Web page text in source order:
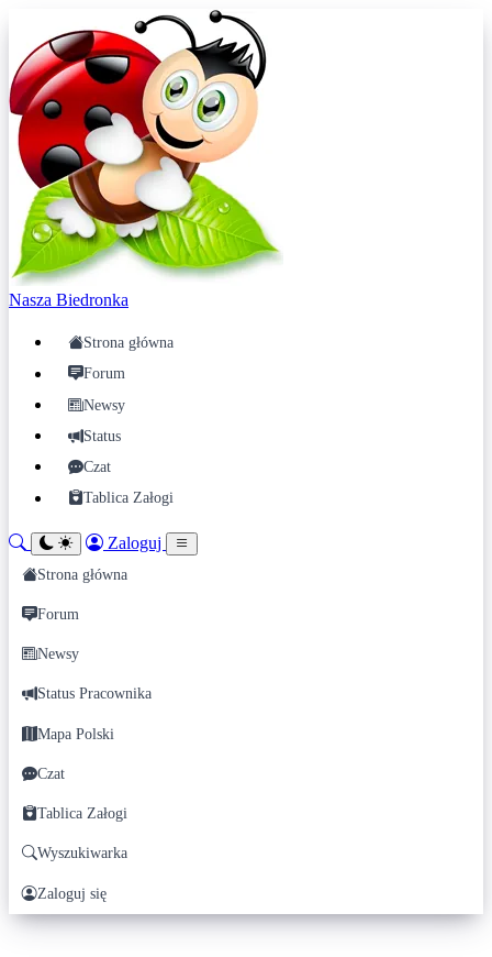
Nasza Biedronka
Strona główna
Forum
Newsy
Status
Czat
Tablica Załogi
Zaloguj
Strona główna
Forum
Newsy
Status Pracownika
Mapa Polski
Czat
Tablica Załogi
Wyszukiwarka
Zaloguj się